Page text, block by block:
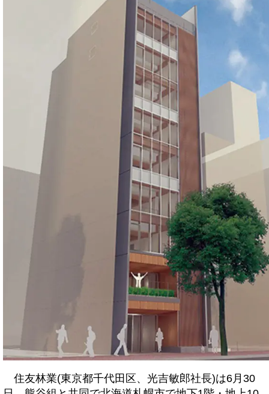
住友林業(東京都千代田区、光吉敏郎社長)は6月30